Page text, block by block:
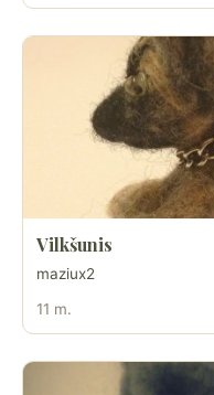
Vilkšunis
maziux2
11 m.